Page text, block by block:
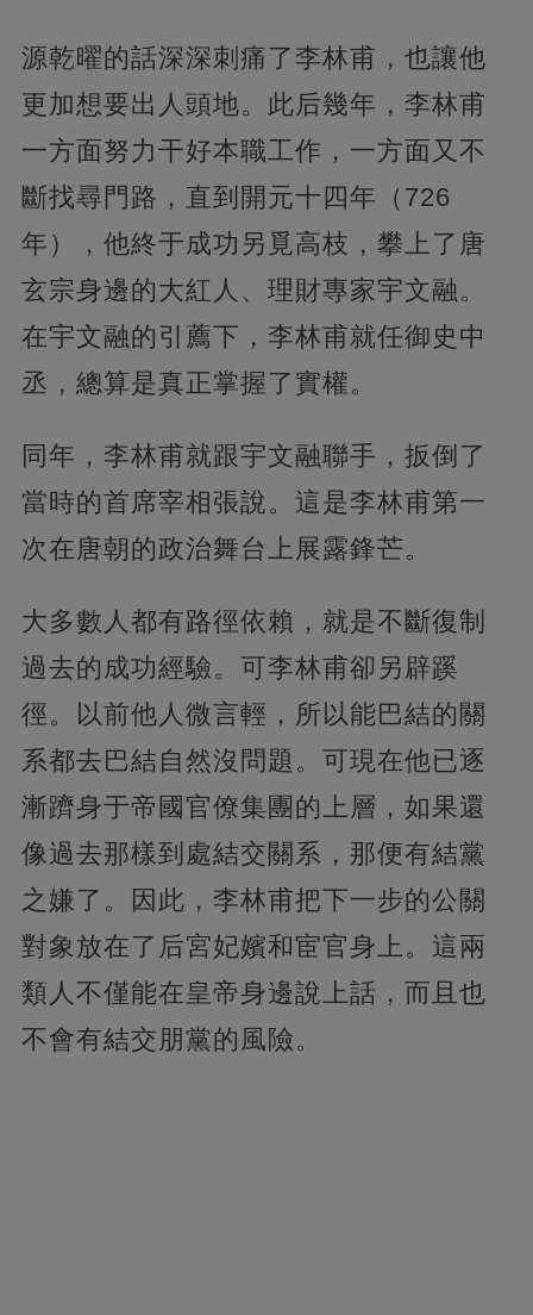
源乾曜的話深深刺痛了李林甫，也讓他
更加想要出人頭地。此后幾年，李林甫
一方面努力干好本職工作，一方面又不
斷找尋門路，直到開元十四年（726
年），他終于成功另覓高枝，攀上了唐
玄宗身邊的大紅人、理財專家宇文融。
在宇文融的引薦下，李林甫就任御史中
丞，總算是真正掌握了實權。
同年，李林甫就跟宇文融聯手，扳倒了
當時的首席宰相張說。這是李林甫第一
次在唐朝的政治舞台上展露鋒芒。
大多數人都有路徑依賴，就是不斷復制
過去的成功經驗。可李林甫卻另辟蹊
徑。以前他人微言輕，所以能巴結的關
系都去巴結自然沒問題。可現在他已逐
漸躋身于帝國官僚集團的上層，如果還
像過去那樣到處結交關系，那便有結黨
之嫌了。因此，李林甫把下一步的公關
對象放在了后宮妃嬪和宦官身上。這兩
類人不僅能在皇帝身邊說上話，而且也
不會有結交朋黨的風險。